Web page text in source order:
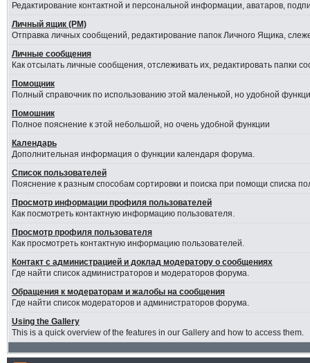
Редактирование контактной и персональной информации, аватаров,
Личный ящик (PM)
Отправка личных сообщений, редактирование папок Личного Ящика,
Личные сообщения
Как отсылать личные сообщения, отслеживать их, редактировать папки
Помощник
Полный справочник по использованию этой маленькой, но удобной
Помошник
Полное пояснение к этой небольшой, но очень удобной функции
Календарь
Дополнительная информация о функции календаря форума.
Список пользователей
Пояснение к разным способам сортировки и поиска при помощи списка
Просмотр информации профиля пользователей
Как посмотреть контактную информацию пользователя.
Просмотр профиля пользователя
Как просмотреть контактную информацию пользователей.
Контакт с администрацией и доклад модератору о сообщениях
Где найти список администраторов и модераторов форума.
Обращения к модераторам и жалобы на сообщения
Где найти список модераторов и администраторов форума.
Using the Gallery
This is a quick overview of the features in our Gallery and how to access them.